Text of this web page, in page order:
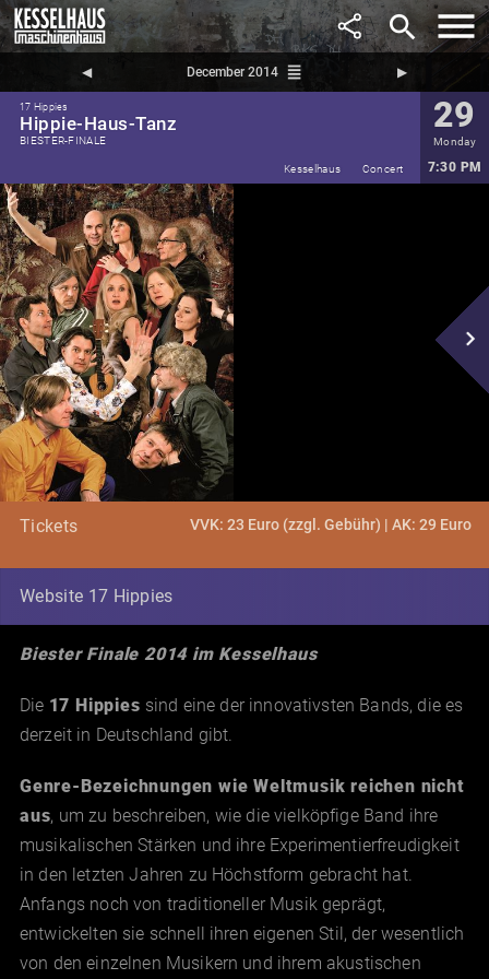
search
◀︎ December 2014 reorder ▶︎
17 Hippies
Hippie-Haus-Tanz
BIESTER-FINALE
29
Monday
7:30 PM
Kesselhaus Concert
navigate_next
Tickets VVK: 23 Euro (zzgl. Gebühr) | AK: 29 Euro
Website 17 Hippies
Biester Finale 2014 im Kesselhaus
Die 17 Hippies sind eine der innovativsten Bands, die es
derzeit in Deutschland gibt.
Genre-Bezeichnungen wie Weltmusik reichen nicht
aus, um zu beschreiben, wie die vielköpfige Band ihre
musikalischen Stärken und ihre Experimentierfreudigkeit
in den letzten Jahren zu Höchstform gebracht hat.
Anfangs noch von traditioneller Musik geprägt,
entwickelten sie schnell ihren eigenen Stil, der wesentlich
von den einzelnen Musikern und ihrem akustischen